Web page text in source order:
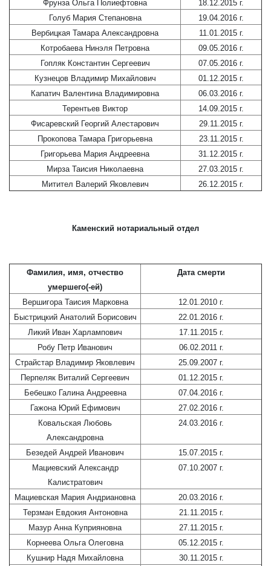
Фрунза Ольга Полиефтовна
18.12.2015 г.
Голуб Мария Степановна
19.04.2016 г.
Вербицкая Тамара Александровна
11.01.2015 г.
Котробаева Нинэля Петровна
09.05.2016 г.
Гопляк Константин Сергеевич
07.05.2016 г.
Кузнецов Владимир Михайлович
01.12.2015 г.
Капатич Валентина Владимировна
06.03.2016 г.
Терентьев Виктор
14.09.2015 г.
Фисаревский Георгий Алестарович
29.11.2015 г.
Прокопова Тамара Григорьевна
23.11.2015 г.
Григорьева Мария Андреевна
31.12.2015 г.
Мирза Таисия Николаевна
27.03.2015 г.
Митител Валерий Яковлевич
26.12.2015 г.
Каменский нотариальный отдел
Фамилия, имя, отчество
умершего(-ей)
Дата смерти
Вершигора Таисия Марковна
12.01.2010 г.
Быстрицкий Анатолий Борисович
22.01.2016 г.
Ликий Иван Харлампович
17.11.2015 г.
Робу Петр Иванович
06.02.2011 г.
Страйстар Владимир Яковлевич
25.09.2007 г.
Перпеляк Виталий Сергеевич
01.12.2015 г.
Бебешко Галина Андреевна
07.04.2016 г.
Гажона Юрий Ефимович
27.02.2016 г.
Ковальская Любовь
Александровна
24.03.2016 г.
Безедей Андрей Иванович
15.07.2015 г.
Мациевский Александр
Калистратович
07.10.2007 г.
Мациевская Мария Андриановна
20.03.2016 г.
Терзман Евдокия Антоновна
21.11.2015 г.
Мазур Анна Куприяновна
27.11.2015 г.
Корнеева Ольга Олеговна
05.12.2015 г.
Кушнир Надя Михайловна
30.11.2015 г.